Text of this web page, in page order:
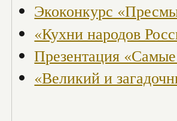
Экоконкурс
«Кухни народов
Презентация
«Великий и